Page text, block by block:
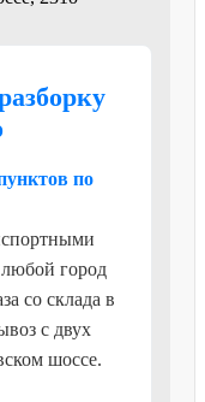
по
город
со склада в
с двух
шоссе.